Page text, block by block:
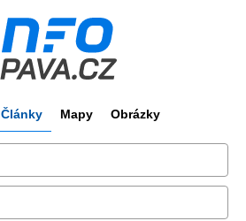
Články Mapy Obrázky